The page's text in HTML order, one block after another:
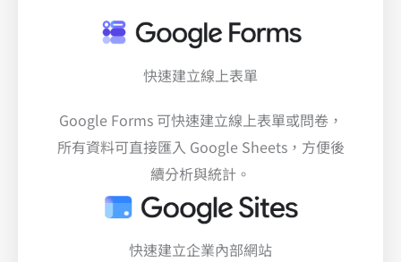
快速建立線上表單
Google Forms 可快速建立線上表單或問卷，
所有資料可直接匯入 Google Sheets，方便後
續分析與統計。
快速建立企業內部網站